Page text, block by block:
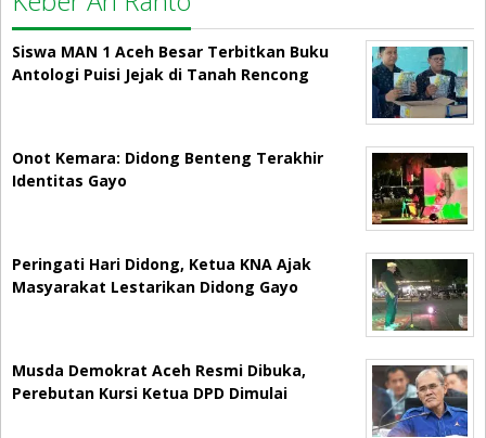
Siswa MAN 1 Aceh Besar Terbitkan Buku
Antologi Puisi Jejak di Tanah Rencong
Onot Kemara: Didong Benteng Terakhir
Identitas Gayo
Peringati Hari Didong, Ketua KNA Ajak
Masyarakat Lestarikan Didong Gayo
Musda Demokrat Aceh Resmi Dibuka,
Perebutan Kursi Ketua DPD Dimulai